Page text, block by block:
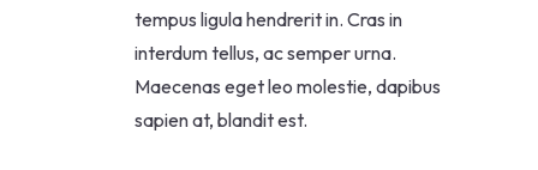
tempus ligula hendrerit in. Cras in
interdum tellus, ac semper urna.
Maecenas eget leo molestie, dapibus
sapien at, blandit est.